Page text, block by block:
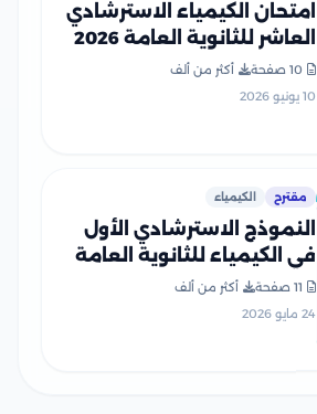
امتحان الكيمياء الاسترشادي
العاشر للثانوية العامة 2026
PDF للتدريب على نمط
الأسئلة
10 صفحة
أكثر من ألف
10 يونيو 2026
مقترح الكيمياء
النموذج الاسترشادي الأول
في الكيمياء للثانوية العامة
2026 بصيغة PDF
11 صفحة
أكثر من ألف
24 مايو 2026